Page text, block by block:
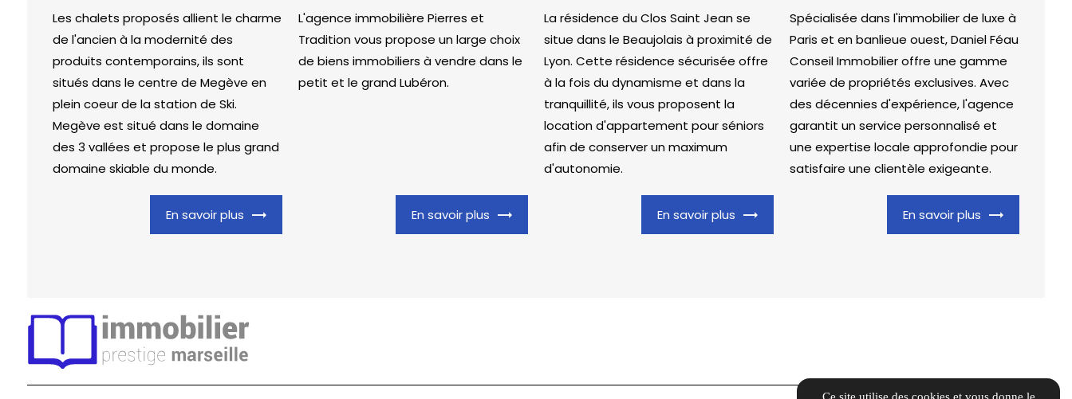
Les chalets proposés allient le charme
de l'ancien à la modernité des
produits contemporains, ils sont
situés dans le centre de Megève en
plein coeur de la station de Ski.
Megève est situé dans le domaine
des 3 vallées et propose le plus grand
domaine skiable du monde.
En savoir plus
L'agence immobilière Pierres et
Tradition vous propose un large choix
de biens immobiliers à vendre dans le
petit et le grand Lubéron.
En savoir plus
La résidence du Clos Saint Jean se
situe dans le Beaujolais à proximité de
Lyon. Cette résidence sécurisée offre
à la fois du dynamisme et dans la
tranquillité, ils vous proposent la
location d'appartement pour séniors
afin de conserver un maximum
d'autonomie.
En savoir plus
Spécialisée dans l'immobilier de luxe à
Paris et en banlieue ouest, Daniel Féau
Conseil Immobilier offre une gamme
variée de propriétés exclusives. Avec
des décennies d'expérience, l'agence
garantit un service personnalisé et
une expertise locale approfondie pour
satisfaire une clientèle exigeante.
En savoir plus
Ce site utilise des cookies et vous donne le